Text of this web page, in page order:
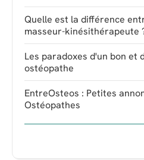
Quelle est la différence
masseur-kinésithérapeute
Les paradoxes d'un bon et
ostéopathe
EntreOsteos : Petites
Ostéopathes